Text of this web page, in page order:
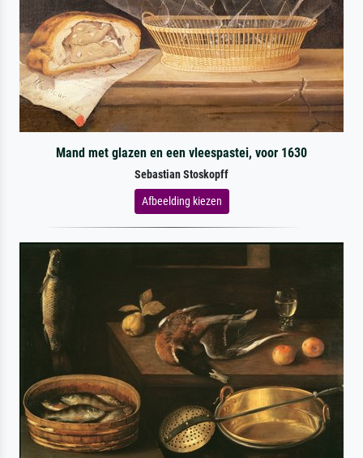
Mand met glazen en een vleespastei, voor 1630
Sebastian Stoskopff
Afbeelding kiezen